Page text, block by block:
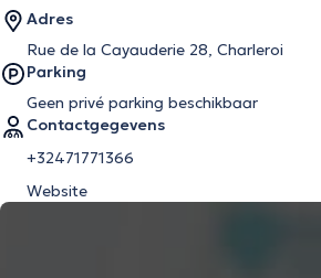
Adres
Rue de la Cayauderie 28, Charleroi
Parking
Geen privé parking beschikbaar
Contactgegevens
+32471771366
Website